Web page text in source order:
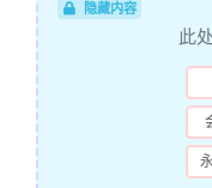
隐藏内容
此